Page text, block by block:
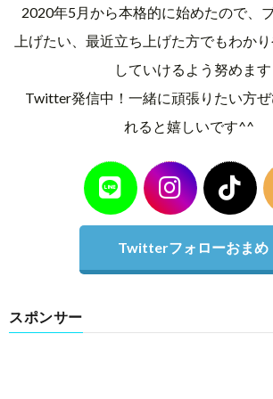
2020年5月から本格的に始めたので、
上げたい、最近立ち上げた方でもわか
していけるよう努めます
Twitter発信中！一緒に頑張りたい方ぜ
れると嬉しいです^^
Twitterフォローおまめ
スポンサー